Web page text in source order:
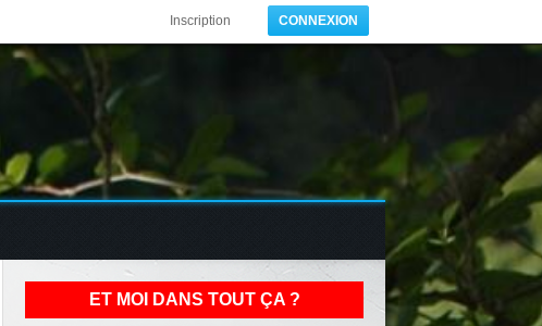
Inscription CONNEXION
ET MOI DANS TOUT ÇA ?